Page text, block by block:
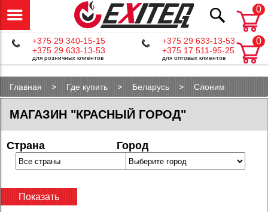
0
0
+375 29 340-15-15
+375 29 633-13-53
для розничных клиентов
+375 29 633-13-53
+375 17 511-95-25
для оптовых клиентов
Главная Где купить Беларусь Слоним
МАГАЗИН "КРАСНЫЙ ГОРОД"
Страна Город
Показать